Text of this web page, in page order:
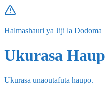
Halmashauri ya Jiji la Dodoma
Ukurasa
Ukurasa unaoutafuta haupo.